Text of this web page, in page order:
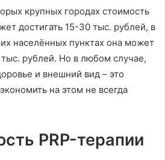
крупных городах стоимость
достигать 15-30 тыс. рублей, в
населённых пунктах она может
тыс. рублей. Но в любом случае,
и внешний вид – это
на этом не всегда
PRP-терапии